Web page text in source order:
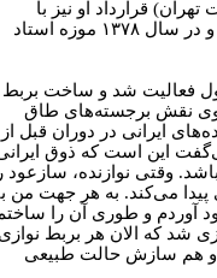
قرارداد او نیز با
شهرداری فسخ و همکاری‌اش با موزه منتفی شد. و در سال ۱۳۷۸ موزه استاد
فعالیت شد و ساخت بربط
روی نقش برجسته‌های طاق
ایرانی در دوران قبل از
این است که ذوق
وقتی نوازنده، سازعود
می‌کند. به هر جهت من
آوردم و طوری آن را
شد که الان هر بربط
هم سازش حالت طبیعی